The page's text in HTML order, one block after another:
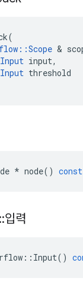
(
::Scope &
Input input,
Input threshold
* node() const
::입력
:: Input()